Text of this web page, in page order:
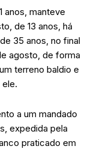
anos, manteve
de 13 anos, há
35 anos, no final
agosto, de forma
terreno baldio e
a um mandado
expedida pela
praticado em